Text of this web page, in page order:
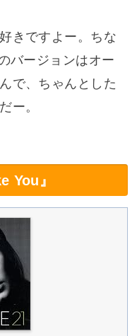
きですよー。ちな
バージョンはオー
で、ちゃんとした
ー。
You』